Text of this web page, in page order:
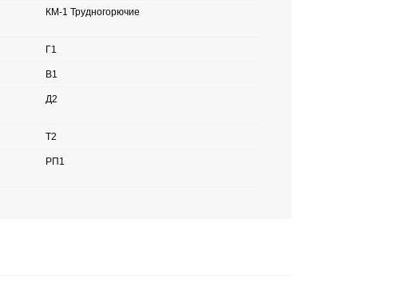
КМ-1 Трудногорючие
Г1
В1
Д2
Т2
РП1